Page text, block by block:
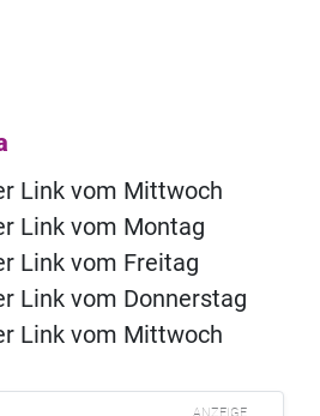
Link vom Mittwoch
Link vom Montag
Link vom Freitag
Link vom Donnerstag
Link vom Mittwoch